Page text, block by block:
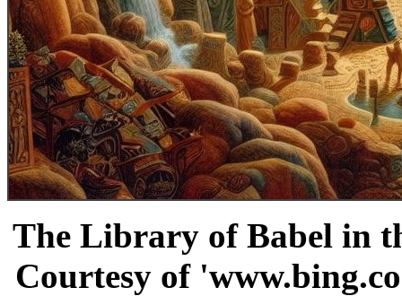
The Library of Babel in
Courtesy of